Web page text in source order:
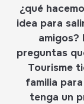
¿qué
idea para
amigos?
preguntas
Tourisme
familia
tenga un